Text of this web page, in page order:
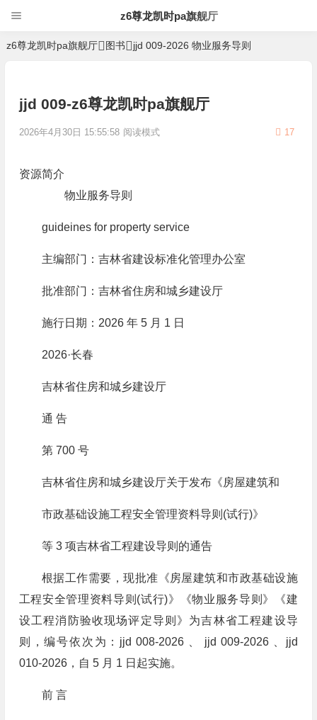
z6尊龙凯时pa旗舰厅
z6尊龙凯时pa旗舰厅 图书 jjd 009-2026 物业服务导则
jjd 009-z6尊龙凯时pa旗舰厅
2026年4月30日 15:55:58 17
阅读模式
资源简介
物业服务导则
guideines for property service
主编部门：吉林省建设标准化管理办公室
批准部门：吉林省住房和城乡建设厅
施行日期：2026 年 5 月 1 日
2026·长春
吉林省住房和城乡建设厅
通 告
第 700 号
吉林省住房和城乡建设厅关于发布《房屋建筑和
市政基础设施工程安全管理资料导则(试行)》
等 3 项吉林省工程建设导则的通告
根据工作需要，现批准《房屋建筑和市政基础设施
工程安全管理资料导则(试行)》《物业服务导则》《建
设工程消防验收现场评定导则》为吉林省工程建设导
则，编号依次为：jjd 008-2026 、 jjd 009-2026 、jjd
010-2026，自 5 月 1 日起实施。
前 言